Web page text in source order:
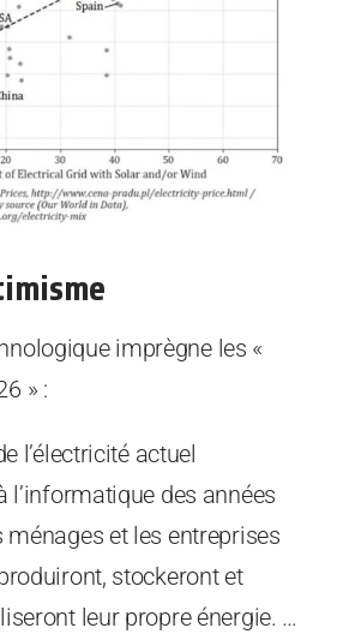
imprègne les «
» :
l’électricité actuel
l’informatique des années
ménages et les entreprises
stockeront et
leur propre énergie. …